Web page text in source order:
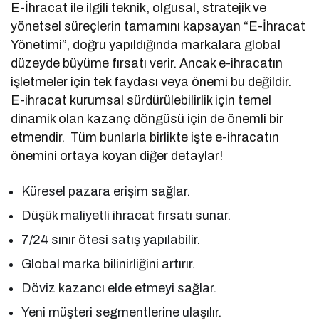
E-İhracat ile ilgili teknik, olgusal, stratejik ve
yönetsel süreçlerin tamamını kapsayan “E-İhracat
Yönetimi”, doğru yapıldığında markalara global
düzeyde büyüme fırsatı verir. Ancak e-ihracatın
işletmeler için tek faydası veya önemi bu değildir.
E-ihracat kurumsal sürdürülebilirlik için temel
dinamik olan kazanç döngüsü için de önemli bir
etmendir. Tüm bunlarla birlikte işte e-ihracatın
önemini ortaya koyan diğer detaylar!
Küresel pazara erişim sağlar.
Düşük maliyetli ihracat fırsatı sunar.
7/24 sınır ötesi satış yapılabilir.
Global marka bilinirliğini artırır.
Döviz kazancı elde etmeyi sağlar.
Yeni müşteri segmentlerine ulaşılır.